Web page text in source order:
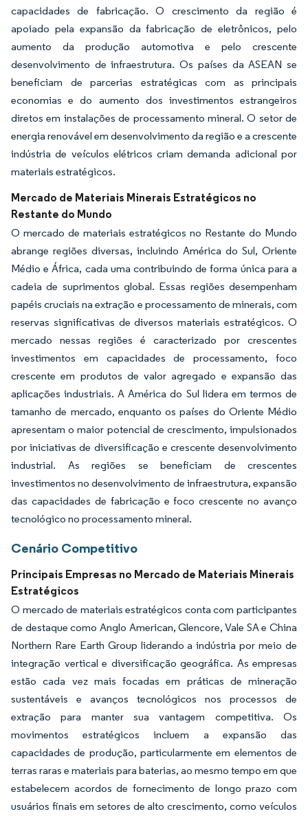
capacidades de fabricação. O crescimento da região é
apoiado pela expansão da fabricação de eletrônicos, pelo
aumento da produção automotiva e pelo crescente
desenvolvimento de infraestrutura. Os países da ASEAN se
beneficiam de parcerias estratégicas com as principais
economias e do aumento dos investimentos estrangeiros
diretos em instalações de processamento mineral. O setor de
energia renovável em desenvolvimento da região e a crescente
indústria de veículos elétricos criam demanda adicional por
materiais estratégicos.
Mercado de Materiais Minerais Estratégicos no
Restante do Mundo
O mercado de materiais estratégicos no Restante do Mundo
abrange regiões diversas, incluindo América do Sul, Oriente
Médio e África, cada uma contribuindo de forma única para a
cadeia de suprimentos global. Essas regiões desempenham
papéis cruciais na extração e processamento de minerais, com
reservas significativas de diversos materiais estratégicos. O
mercado nessas regiões é caracterizado por crescentes
investimentos em capacidades de processamento, foco
crescente em produtos de valor agregado e expansão das
aplicações industriais. A América do Sul lidera em termos de
tamanho de mercado, enquanto os países do Oriente Médio
apresentam o maior potencial de crescimento, impulsionados
por iniciativas de diversificação e crescente desenvolvimento
industrial. As regiões se beneficiam de crescentes
investimentos no desenvolvimento de infraestrutura, expansão
das capacidades de fabricação e foco crescente no avanço
tecnológico no processamento mineral.
Cenário Competitivo
Principais Empresas no Mercado de Materiais Minerais
Estratégicos
O mercado de materiais estratégicos conta com participantes
de destaque como Anglo American, Glencore, Vale SA e China
Northern Rare Earth Group liderando a indústria por meio de
integração vertical e diversificação geográfica. As empresas
estão cada vez mais focadas em práticas de mineração
sustentáveis e avanços tecnológicos nos processos de
extração para manter sua vantagem competitiva. Os
movimentos estratégicos incluem a expansão das
capacidades de produção, particularmente em elementos de
terras raras e materiais para baterias, ao mesmo tempo em que
estabelecem acordos de fornecimento de longo prazo com
usuários finais em setores de alto crescimento, como veículos